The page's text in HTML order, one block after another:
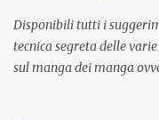
Disponibili tutti i
tecnica segreta delle
sul manga dei manga